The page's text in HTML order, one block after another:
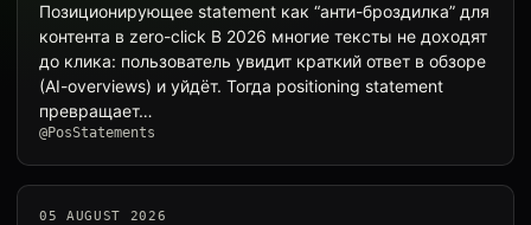
Позиционирующее statement как “анти-броздилка” для
контента в zero-click В 2026 многие тексты не доходят
до клика: пользователь увидит краткий ответ в обзоре
(AI-overviews) и уйдёт. Тогда positioning statement
превращает…
@PosStatements
05 AUGUST 2026